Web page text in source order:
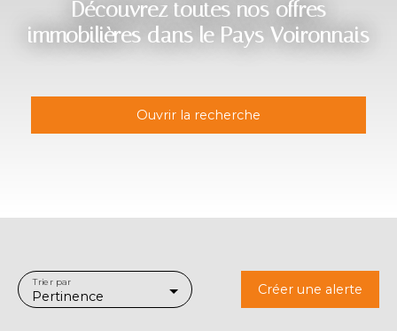
Découvrez toutes nos offres
immobilières dans le Pays Voironnais
Ouvrir la recherche
Type de bien
Activités
Localisation
Pertinence
Trier par Créer une alerte